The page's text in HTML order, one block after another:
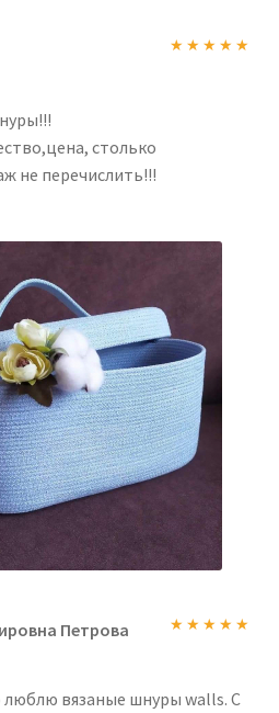
столько
не перечислить!!!
Петрова
люблю вязаные шнуры walls. С